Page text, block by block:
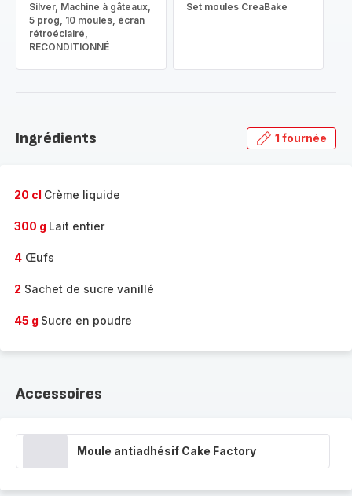
Silver, Machine à gâteaux,
5 prog, 10 moules, écran
rétroéclairé,
RECONDITIONNÉ
Set moules CreaBake
Ingrédients 1 fournée
20 cl Crème liquide
300 g Lait entier
4 Œufs
2 Sachet de sucre vanillé
45 g Sucre en poudre
Accessoires
Moule antiadhésif Cake Factory